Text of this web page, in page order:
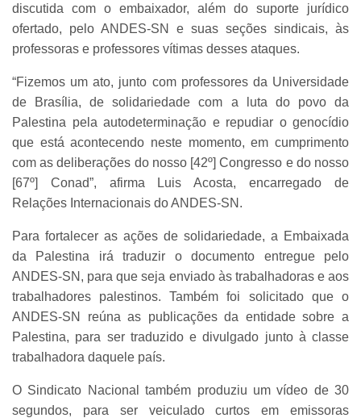
discutida com o embaixador, além do suporte jurídico
ofertado, pelo ANDES-SN e suas seções sindicais, às
professoras e professores vítimas desses ataques.
“Fizemos um ato, junto com professores da Universidade
de Brasília, de solidariedade com a luta do povo da
Palestina pela autodeterminação e repudiar o genocídio
que está acontecendo neste momento, em cumprimento
com as deliberações do nosso [42º] Congresso e do nosso
[67º] Conad”, afirma Luis Acosta, encarregado de
Relações Internacionais do ANDES-SN.
Para fortalecer as ações de solidariedade, a Embaixada
da Palestina irá traduzir o documento entregue pelo
ANDES-SN, para que seja enviado às trabalhadoras e aos
trabalhadores palestinos. Também foi solicitado que o
ANDES-SN reúna as publicações da entidade sobre a
Palestina, para ser traduzido e divulgado junto à classe
trabalhadora daquele país.
O Sindicato Nacional também produziu um vídeo de 30
segundos, para ser veiculado curtos em emissoras